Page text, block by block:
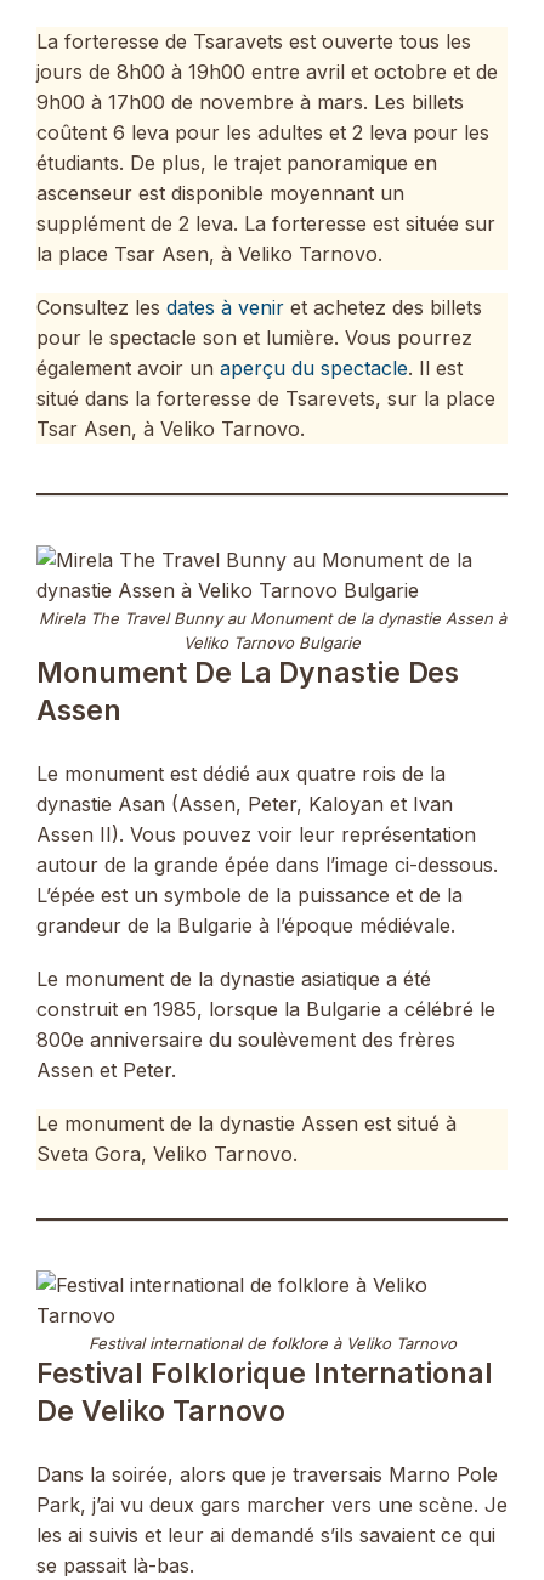
La forteresse de Tsaravets est ouverte tous les
jours de 8h00 à 19h00 entre avril et octobre et de
9h00 à 17h00 de novembre à mars. Les billets
coûtent 6 leva pour les adultes et 2 leva pour les
étudiants. De plus, le trajet panoramique en
ascenseur est disponible moyennant un
supplément de 2 leva. La forteresse est située sur
la place Tsar Asen, à Veliko Tarnovo.
Consultez les dates à venir et achetez des billets
pour le spectacle son et lumière. Vous pourrez
également avoir un aperçu du spectacle. Il est
situé dans la forteresse de Tsarevets, sur la place
Tsar Asen, à Veliko Tarnovo.
Mirela The Travel Bunny au Monument de la dynastie Assen à
Veliko Tarnovo Bulgarie
Monument De La Dynastie Des
Assen
Le monument est dédié aux quatre rois de la
dynastie Asan (Assen, Peter, Kaloyan et Ivan
Assen II). Vous pouvez voir leur représentation
autour de la grande épée dans l’image ci-dessous.
L’épée est un symbole de la puissance et de la
grandeur de la Bulgarie à l’époque médiévale.
Le monument de la dynastie asiatique a été
construit en 1985, lorsque la Bulgarie a célébré le
800e anniversaire du soulèvement des frères
Assen et Peter.
Le monument de la dynastie Assen est situé à
Sveta Gora, Veliko Tarnovo.
Festival international de folklore à Veliko Tarnovo
Festival Folklorique International
De Veliko Tarnovo
Dans la soirée, alors que je traversais Marno Pole
Park, j’ai vu deux gars marcher vers une scène. Je
les ai suivis et leur ai demandé s’ils savaient ce qui
se passait là-bas.